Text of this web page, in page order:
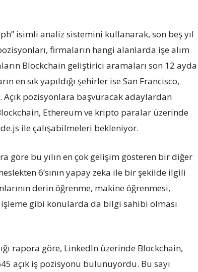
isimli analiz sistemini kullanarak, son beş yıl
firmaların hangi alanlarda işe alım
Blockchain geliştirici aramaları son 12 ayda
en sık yapıldığı şehirler ise San Francisco,
Açık pozisyonlara başvuracak adaylardan
Ethereum ve kripto paralar üzerinde
ile çalışabilmeleri bekleniyor.
göre bu yılın en çok gelişim gösteren bir diğer
6’sının yapay zeka ile bir şekilde ilgili
derin öğrenme, makine öğrenmesi,
gibi konularda da bilgi sahibi olması
rapora göre, LinkedIn üzerinde Blockchain,
açık iş pozisyonu bulunuyordu. Bu sayı